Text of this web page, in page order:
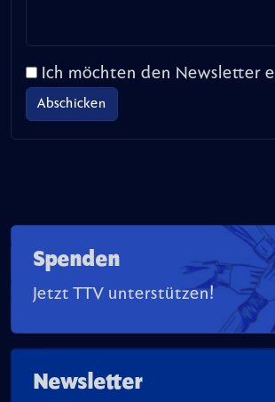
Ich möchten den Newsletter
Spenden
Jetzt TTV unterstützen!
Newsletter